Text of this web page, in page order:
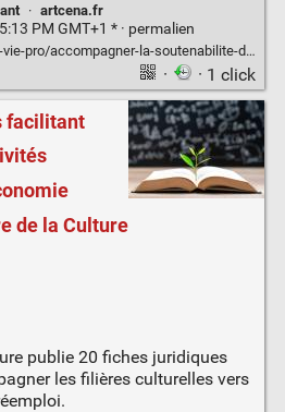
· artcena.fr
PM GMT+1 * · permalien
la-soutenabilite-des-compagnies
· · 1 click
facilitant
de la Culture
publie 20 fiches juridiques
les filières culturelles vers